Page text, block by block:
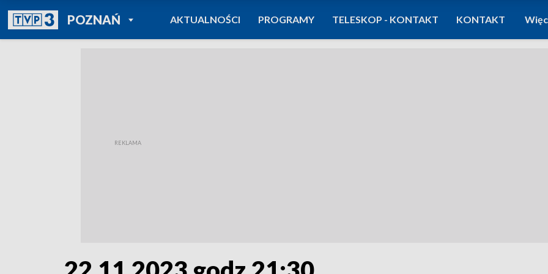
POZNAŃPOWRÓT DO
TVP REGIONY
AKTUALNOŚCI PROGRAMY TELESKOP - KONTAKT KONTAKT